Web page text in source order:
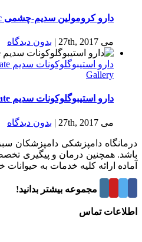
دارو كرومولين سدیم-چشمی Cromolyn Sodium-Ophthalmic
می 27th, 2017 | بدون ديدگاه
دارو استیبوگلوکونات سدیم Sodium Stibogluconate
Gallery
دارو استیبوگلوکونات سدیم Sodium Stibogluconate
می 27th, 2017 | بدون ديدگاه
باشد. همچنین درمان و پیگیری
آماده ارائه کلیه خدمات به
درباره این مجموعه بیشتر بدانید!
اطلاعات تماس